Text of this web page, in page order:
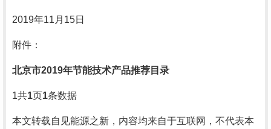
2019年11月15日
附件：
北京市2019年节能技术产品推荐目录
1共1页1条数据
本文转载自见能源之新，内容均来自于互联网，不代表本